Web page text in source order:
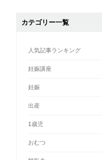
カテゴリー一覧
人気記事ランキング
妊娠講座
妊娠
出産
1歳児
おむつ